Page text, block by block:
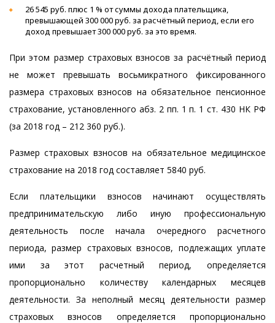
26 545 руб. плюс 1 % от суммы дохода плательщика,
превышающей 300 000 руб. за расчётный период, если его
доход превышает 300 000 руб. за это время.
При этом размер страховых взносов за расчётный период
не может превышать восьмикратного фиксированного
размера страховых взносов на обязательное пенсионное
страхование, установленного абз. 2 пп. 1 п. 1 ст. 430 НК РФ
(за 2018 год – 212 360 руб.).
Размер страховых взносов на обязательное медицинское
страхование на 2018 год составляет 5840 руб.
Если плательщики взносов начинают осуществлять
предпринимательскую либо иную профессиональную
деятельность после начала очередного расчетного
периода, размер страховых взносов, подлежащих уплате
ими за этот расчетный период, определяется
пропорционально количеству календарных месяцев
деятельности. За неполный месяц деятельности размер
страховых взносов определяется пропорционально